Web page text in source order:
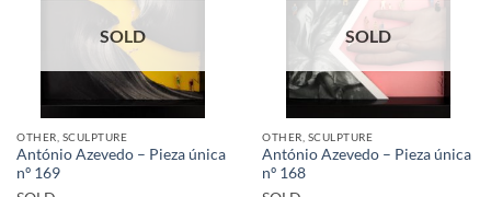
SOLD
OTHER, SCULPTURE
António Azevedo – Pieza única
nº 169
SOLD
OTHER, SCULPTURE
António Azevedo – Pieza única
nº 168